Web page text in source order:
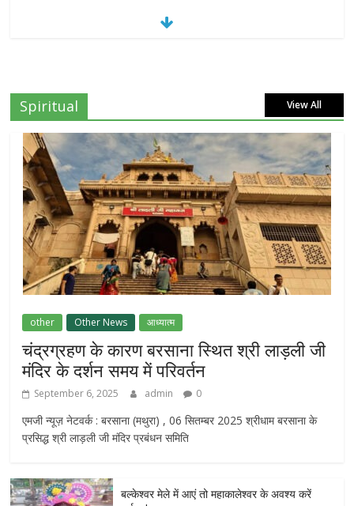
Spiritual View All
other Other News आध्यात्म
चंद्रग्रहण के कारण बरसाना स्थित श्री लाड़ली जी
मंदिर के दर्शन समय में परिवर्तन
September 6, 2025 admin 0
एमजी न्यूज़ नेटवर्क : बरसाना (मथुरा) , 06 सितम्बर 2025 श्रीधाम बरसाना के
प्रसिद्ध श्री लाड़ली जी मंदिर प्रबंधन समिति
बल्केश्वर मेले में आएं तो महाकालेश्वर के अवश्य करें